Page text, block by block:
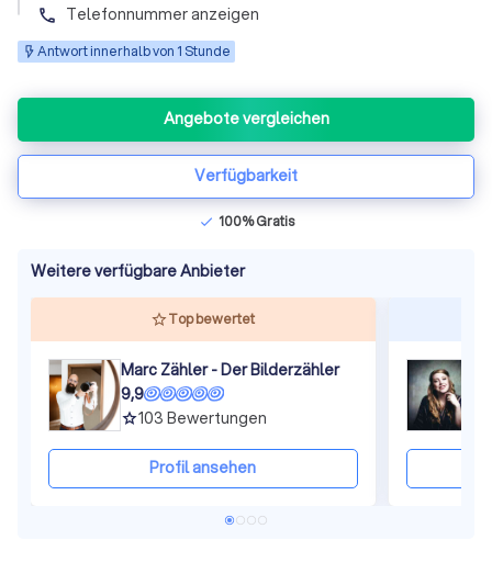
phone Telefonnummer anzeigen
Antwort innerhalb von 1 Stunde
Angebote vergleichen
Verfügbarkeit
check 100% Gratis
Weitere verfügbare Anbieter
Top bewertet
Marc Zähler - Der Bilderzähler
9,9
grade103 Bewertungen
Profil ansehen